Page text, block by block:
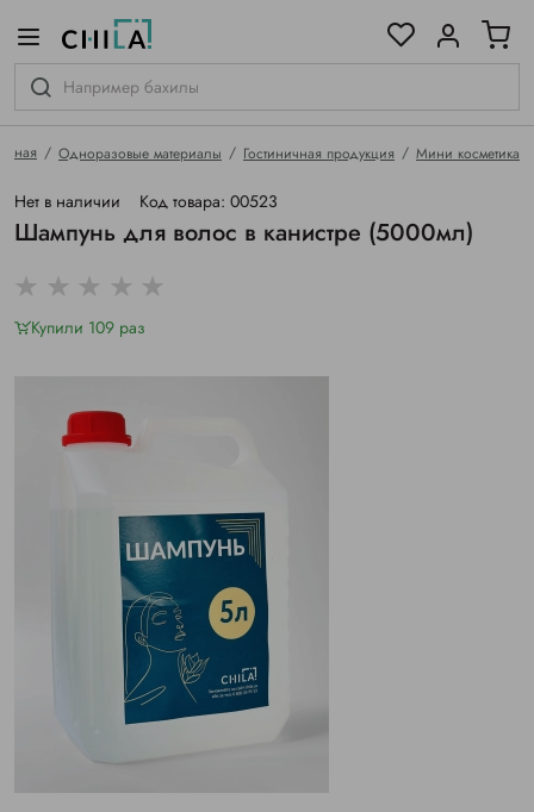
Одноразовые материалы Гостиничная продукция Мини косметика
Нет в наличии Код товара: 00523
Шампунь для волос в канистре (5000мл)
Купили 109 раз
гамме